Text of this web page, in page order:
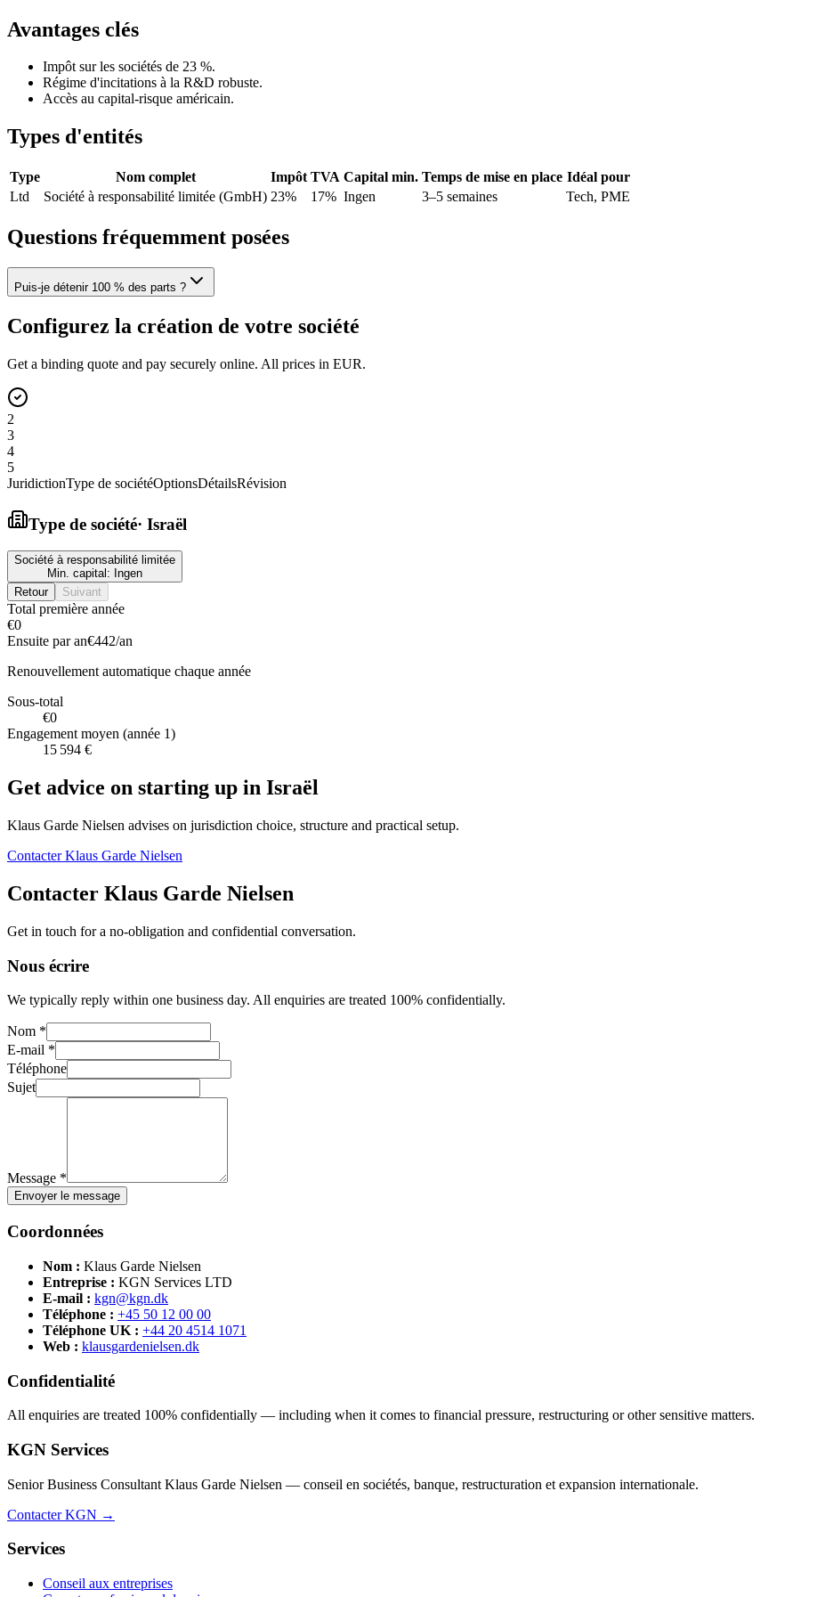
Avantages clés
Impôt sur les sociétés de 23 %.
Régime d'incitations à la R&D robuste.
Accès au capital-risque américain.
Types d'entités
Type Nom complet Impôt TVA Capital min. Temps de mise en place Idéal pour
Ltd
Société à responsabilité limitée (GmbH) 23% 17% Ingen 3–5 semaines Tech, PME
Questions fréquemment posées
Puis-je détenir 100 % des parts ?
Configurez la création de votre société
Get a binding quote and pay securely online. All prices in EUR.
2
3
4
5
JuridictionType de sociétéOptionsDétailsRévision
Type de société· Israël
Société à responsabilité limitée
Min. capital: Ingen
Retour
Suivant
Total première année
€0
Ensuite par an€442/an
Renouvellement automatique chaque année
Sous-total
€0
Engagement moyen (année 1)
15 594 €
Get advice on starting up in Israël
Klaus Garde Nielsen advises on jurisdiction choice, structure and practical setup.
Contacter Klaus Garde Nielsen
Contacter Klaus Garde Nielsen
Get in touch for a no-obligation and confidential conversation.
Nous écrire
We typically reply within one business day. All enquiries are treated 100% confidentially.
Nom *
E-mail *
Téléphone
Sujet
Message *
Envoyer le message
Coordonnées
Nom : Klaus Garde Nielsen
Entreprise : KGN Services LTD
E-mail : kgn@kgn.dk
Téléphone : +45 50 12 00 00
Téléphone UK : +44 20 4514 1071
Web : klausgardenielsen.dk
Confidentialité
All enquiries are treated 100% confidentially — including when it comes to financial pressure, restructuring or other sensitive matters.
KGN Services
Senior Business Consultant Klaus Garde Nielsen — conseil en sociétés, banque, restructuration et expansion internationale.
Contacter KGN →
Services
Conseil aux entreprises